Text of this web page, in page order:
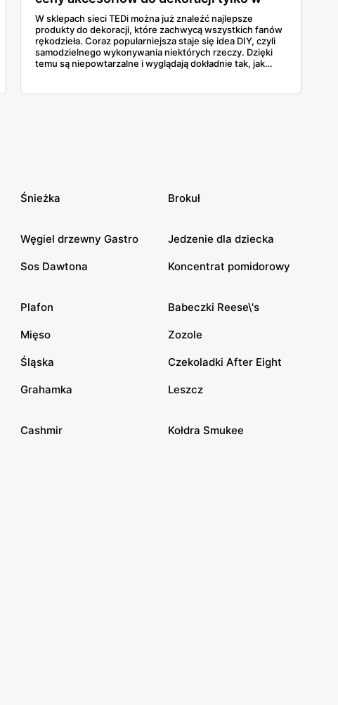
TEDi
W sklepach sieci TEDi można już znaleźć najlepsze
produkty do dekoracji, które zachwycą wszystkich fanów
rękodzieła. Coraz popularniejsza staje się idea DIY, czyli
samodzielnego wykonywania niektórych rzeczy. Dzięki
temu są niepowtarzalne i wyglądają dokładnie tak, jak
klejące, brokaty czy cekiny. O najciekawszych produktach
Śnieżka Brokuł
Węgiel drzewny Gastro Jedzenie dla dziecka
Sos Dawtona Koncentrat pomidorowy
Plafon Babeczki Reese\'s
Mięso Zozole
Śląska Czekoladki After Eight
Grahamka Leszcz
Cashmir Kołdra Smukee